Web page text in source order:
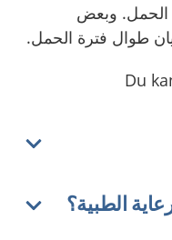
العشرين (20) من الحمل. وبعض
طوال فترة الحمل.
الطبية؟